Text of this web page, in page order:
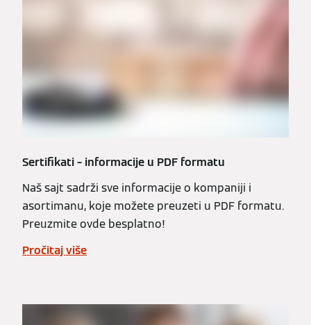
Sertifikati – informacije u PDF formatu
Naš sajt sadrži sve informacije o kompaniji i
asortimanu, koje možete preuzeti u PDF formatu.
Preuzmite ovde besplatno!
Pročitaj više